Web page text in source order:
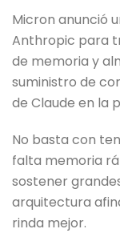
Micron anunció
Anthropic para
de memoria y
suministro de
de Claude en la
No basta con
falta memoria
sostener
arquitectura
rinda mejor.